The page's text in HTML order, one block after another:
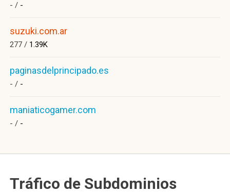
- / -
suzuki.com.ar
277 / 1.39K
paginasdelprincipado.es
- / -
maniaticogamer.com
- / -
Tráfico de Subdominios